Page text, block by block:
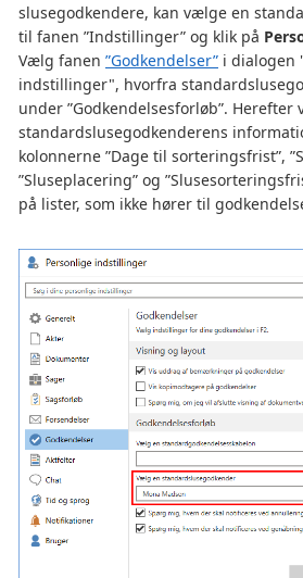
slusegodkendere, kan vælge en
til fanen ”Indstillinger” og klik på
Vælg fanen ”Godkendelser” i dialogen
indstillinger", hvorfra
under ”Godkendelsesforløb”. Herefter
standardslusegodkenderens
kolonnerne ”Dage til sorteringsfrist”,
”Sluseplacering” og
på lister, som ikke hører til